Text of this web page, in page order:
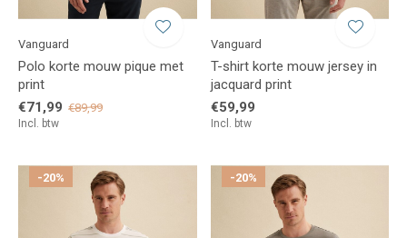
Vanguard
Polo korte mouw pique met
print
€71,99 €89,99
Incl. btw
Vanguard
T-shirt korte mouw jersey in
jacquard print
€59,99
Incl. btw
-20% -20%